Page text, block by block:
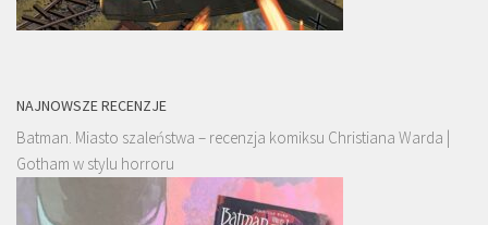
NAJNOWSZE RECENZJE
Batman. Miasto szaleństwa – recenzja komiksu Christiana Warda |
Gotham w stylu horroru